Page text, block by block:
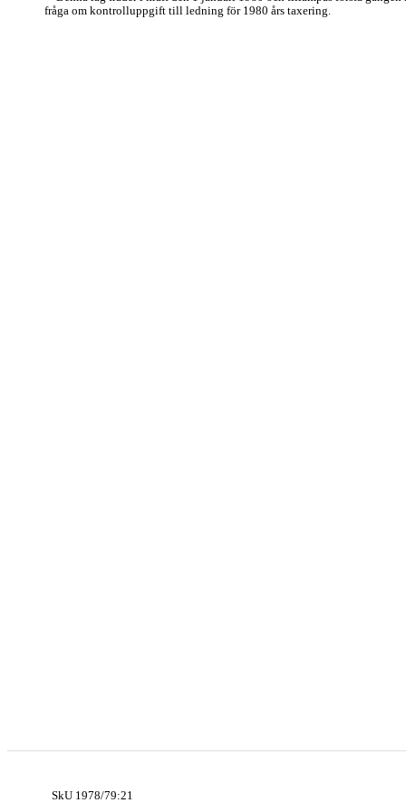
fråga om kontrolluppgift till ledning för 1980 års taxering.
SkU 1978/79:21